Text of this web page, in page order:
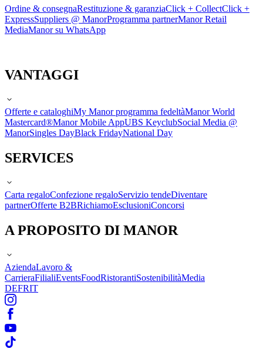
Ordine & consegnaRestituzione & garanziaClick + CollectClick +
ExpressSuppliers @ ManorProgramma partnerManor Retail
MediaManor su WhatsApp
VANTAGGI
Offerte e cataloghiMy Manor programma fedeltàManor World
Mastercard®Manor Mobile AppUBS KeyclubSocial Media @
ManorSingles DayBlack FridayNational Day
SERVICES
Carta regaloConfezione regaloServizio tendeDiventare
partnerOfferte B2BRichiamoEsclusioniConcorsi
A PROPOSITO DI MANOR
AziendaLavoro &
CarrieraFilialiEventsFoodRistorantiSostenibilitàMedia
DEFRIT